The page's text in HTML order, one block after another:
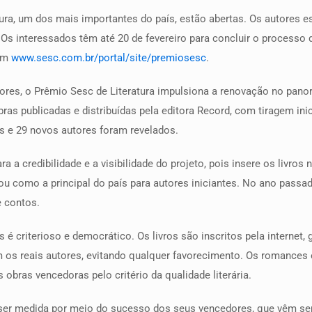
um dos mais importantes do país, estão abertas. Os autores
interessados têm até 20 de fevereiro para concluir o processo
www.sesc.com.br/portal/site/premiosesc.
o Prêmio Sesc de Literatura impulsiona a renovação no
publicadas e distribuídas pela editora Record, com tiragem
29 novos autores foram revelados.
a credibilidade e a visibilidade do projeto, pois insere os livros
como a principal do país para autores iniciantes. No ano
contos.
é criterioso e democrático. Os livros são inscritos pela internet,
os reais autores, evitando qualquer favorecimento. Os
vencedoras pelo critério da qualidade literária.
medida por meio do sucesso dos seus vencedores, que vêm